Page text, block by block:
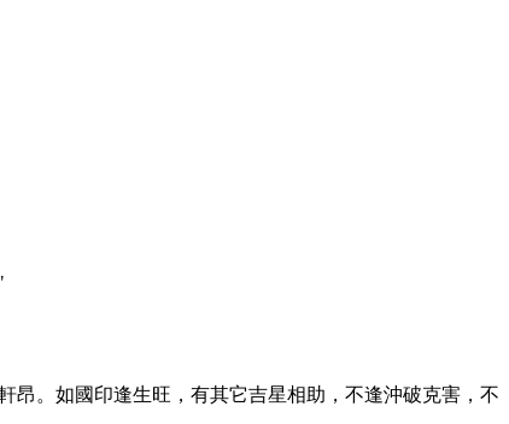
昂。如國印逢生旺，有其它吉星相助，不逢沖破克害，不